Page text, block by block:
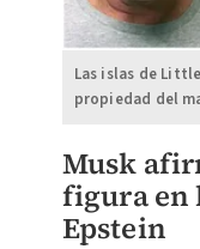
Las islas de
propiedad del
Musk
figura en
Epstein